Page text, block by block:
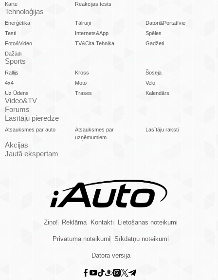
Karte
Reakcijas tests
Tehnoloģijas
Enerģētika Tālruņi
Datori&Portatīvie
Testi
Internets&App
Spēles
Foto&Video
TV&Cita Tehnika
Gadžeti
Dažādi
Sports
Rallijs Kross
Šoseja
4x4
Moto
Velo
Uz Ūdens
Trases Kalendārs
Video&TV
Forums
Lasītāju pieredze
Atsauksmes par auto
Atsauksmes par
uzņēmumiem
Lasītāju raksti
Akcijas
Jautā ekspertam
Ziņo! Reklāma Kontakti Lietošanas noteikumi
Privātuma noteikumi Sīkdatņu noteikumi
Datora versija